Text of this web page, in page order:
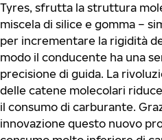
Tyres, sfrutta la struttura
miscela di silice e gomma –
per incrementare la rigidità
modo il conducente ha una
precisione di guida. La
delle catene molecolari
il consumo di carburante.
innovazione questo nuovo